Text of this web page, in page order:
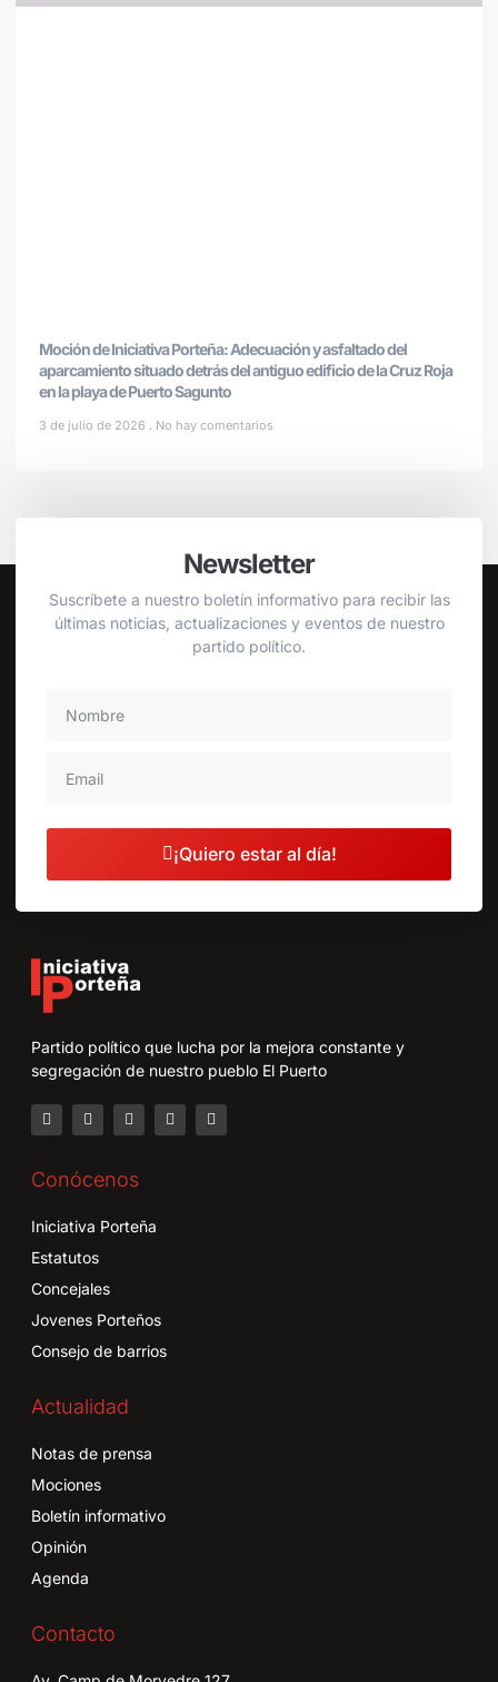
Moción de Iniciativa Porteña: Adecuación y asfaltado del
aparcamiento situado detrás del antiguo edificio de la Cruz Roja
en la playa de Puerto Sagunto
3 de julio de 2026 No hay comentarios
Newsletter
Suscríbete a nuestro boletín informativo para recibir las
últimas noticias, actualizaciones y eventos de nuestro
partido político.
¡Quiero estar al día!
Partido político que lucha por la mejora constante y
segregación de nuestro pueblo El Puerto
Conócenos
Iniciativa Porteña
Estatutos
Concejales
Jovenes Porteños
Consejo de barrios
Actualidad
Notas de prensa
Mociones
Boletín informativo
Opinión
Agenda
Contacto